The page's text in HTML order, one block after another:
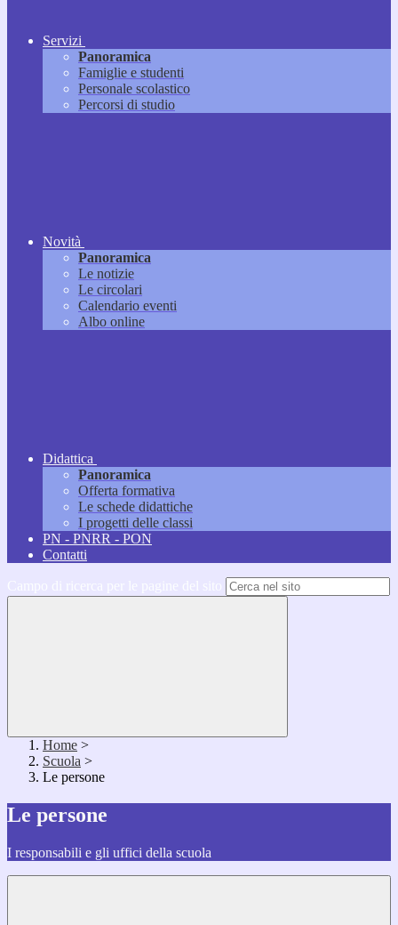
Servizi
Panoramica
Famiglie e studenti
Personale scolastico
Percorsi di studio
Novità
Panoramica
Le notizie
Le circolari
Calendario eventi
Albo online
Didattica
Panoramica
Offerta formativa
Le schede didattiche
I progetti delle classi
PN - PNRR - PON
Contatti
Home >
Scuola >
Le persone
Le persone
I responsabili e gli uffici della scuola